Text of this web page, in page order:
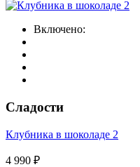
Включено:
Сладости
Клубника в шоколаде 2
4 990 ₽